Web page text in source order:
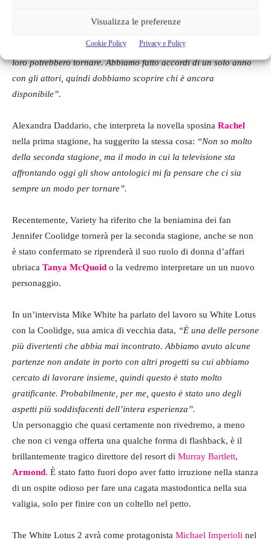
Visualizza le preferenze
Cookie Policy Privacy e Policy
potrebbe essere una cosa tipo universo Marvel, dove alcuni di
loro potrebbero tornare. Abbiamo fatto accordi di un solo anno
con gli attori, quindi dobbiamo scoprire chi è ancora
disponibile”.
Alexandra Daddario, che interpreta la novella sposina Rachel
nella prima stagione, ha suggerito la stessa cosa: “Non so molto
della seconda stagione, ma il modo in cui la televisione sta
affrontando oggi gli show antologici mi fa pensare che ci sia
sempre un modo per tornare”.
Recentemente, Variety ha riferito che la beniamina dei fan
Jennifer Coolidge tornerà per la seconda stagione, anche se non
è stato confermato se riprenderà il suo ruolo di donna d’affari
ubriaca Tanya McQuoid o la vedremo interpretare un un nuovo
personaggio.
In un’intervista Mike White ha parlato del lavoro su White Lotus
con la Coolidge, sua amica di vecchia data, “È una delle persone
più divertenti che abbia mai incontrato. Abbiamo avuto alcune
partenze non andate in porto con altri progetti su cui abbiamo
cercato di lavorare insieme, quindi questo è stato molto
gratificante. Probabilmente, per me, questo è stato uno degli
aspetti più soddisfacenti dell’intera esperienza”.
Un personaggio che quasi certamente non rivedremo, a meno
che non ci venga offerta una qualche forma di flashback, è il
brillantemente tragico direttore del resort di Murray Bartlett,
Armond. È stato fatto fuori dopo aver fatto irruzione nella stanza
di un ospite odioso per fare una cagata mastodontica nella sua
valigia, solo per finire con un coltello nel petto.
The White Lotus 2 avrà come protagonista Michael Imperioli nel